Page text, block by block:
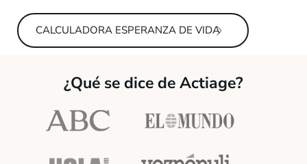
CALCULADORA ESPERANZA DE VIDA
¿Qué se dice de Actiage?